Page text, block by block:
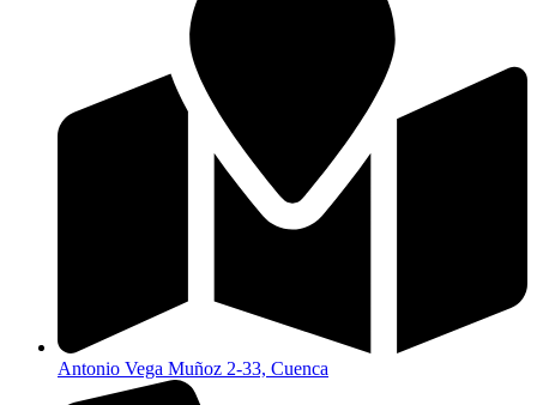
Antonio Vega Muñoz 2-33, Cuenca